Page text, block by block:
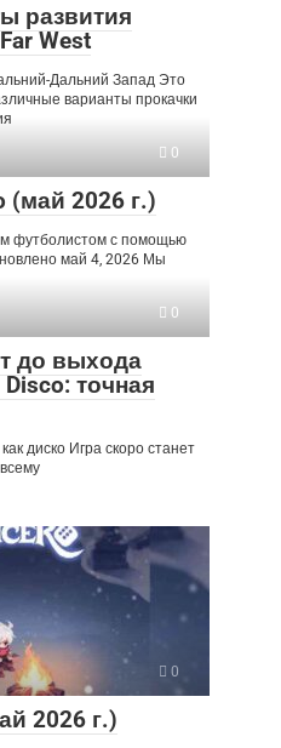
развития
West
Дальний Запад Это
варианты прокачки
0
(май 2026 г.)
футболистом с помощью
май 4, 2026 Мы
0
до выхода
точная
диско Игра скоро станет
0
2026 г.)